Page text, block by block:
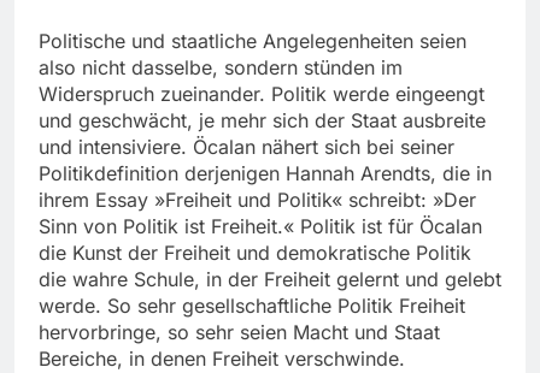
Politische und staatliche Angelegenheiten seien
also nicht dasselbe, sondern stünden im
Widerspruch zueinander. Politik werde eingeengt
und geschwächt, je mehr sich der Staat ausbreite
und intensiviere. Öcalan nähert sich bei seiner
Politikdefinition derjenigen Hannah Arendts, die in
ihrem Essay »Freiheit und Politik« schreibt: »Der
Sinn von Politik ist Freiheit.« Politik ist für Öcalan
die Kunst der Freiheit und demokratische Politik
die wahre Schule, in der Freiheit gelernt und gelebt
werde. So sehr gesellschaftliche Politik Freiheit
hervorbringe, so sehr seien Macht und Staat
Bereiche, in denen Freiheit verschwinde.